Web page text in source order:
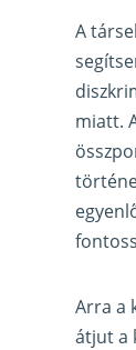
A
miatt.
Arra a
átjut a